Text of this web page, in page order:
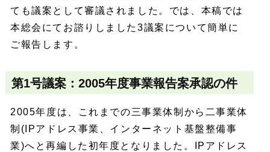
ても議案として審議されました。では、本稿では
本総会にてお諮りしました3議案について簡単に
ご報告します。
第1号議案：2005年度事業報告案承認の件
2005年度は、これまでの三事業体制から二事業体
制(IPアドレス事業、インターネット基盤整備事
業)へと再編した初年度となりました。IPアドレス